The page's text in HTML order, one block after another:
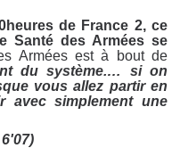
de France 2, ce
Santé des Armées se
Armées est à bout de
du système.… si on
vous allez partir en
avec simplement une